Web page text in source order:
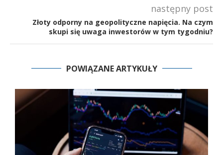
następny post
Złoty odporny na geopolityczne napięcia. Na czym
skupi się uwaga inwestorów w tym tygodniu?
POWIĄZANE ARTYKUŁY